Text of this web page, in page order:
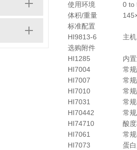
使用环境
0 to
体积/重量
标准配置
HI9813-6
主
选购附件
HI1285
内
HI7004
常
HI7007
常
HI7010
常
HI7031
常
HI70442
常
HI74710
酸
HI7061
常
HI7073
蛋